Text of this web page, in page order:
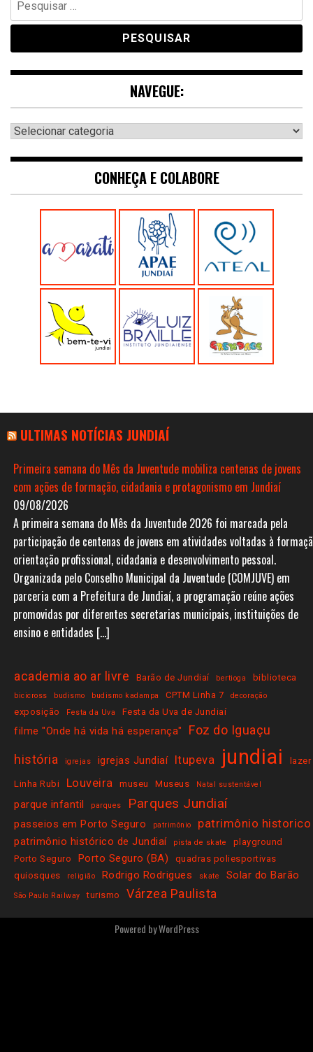
por:
NAVEGUE:
Navegue:
CONHEÇA E COLABORE
ULTIMAS NOTÍCIAS JUNDIAÍ
Primeira semana do Mês da Juventude mobiliza centenas de jovens
com ações de formação, cidadania e protagonismo em Jundiaí
09/08/2026
A primeira semana do Mês da Juventude 2026 foi marcada pela
participação de centenas de jovens em atividades voltadas à
orientação profissional, cidadania e desenvolvimento pessoal.
Organizada pelo Conselho Municipal da Juventude (COMJUVE) em
parceria com a Prefeitura de Jundiaí, a programação reúne ações
promovidas por diferentes secretarias municipais, instituições de
ensino e entidades […]
academia ao ar livre Barão de Jundiaí bertioga biblioteca
bicicross budismo budismo kadampa CPTM Linha 7 decoração
exposição Festa da Uva Festa da Uva de Jundiaí
filme "Onde há vida há esperança"
Foz do Iguaçu
história
igrejas igrejas Jundiaí Itupeva jundiai lazer
Linha Rubi Louveira museu Museus Natal sustentável
parque infantil parques Parques Jundiaí
passeios em Porto Seguro patrimônio patrimônio historico
patrimônio histórico de Jundiaí pista de skate
playground
Porto Seguro
Porto Seguro (BA)
quadras poliesportivas
quiosques
religião Rodrigo Rodrigues skate Solar do Barão
São Paulo Railway turismo Várzea Paulista
Powered byWordPress